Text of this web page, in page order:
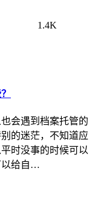
1.4K
会遇到档案托管的
的迷茫，不知道应
时没事的时候可以
以给自…